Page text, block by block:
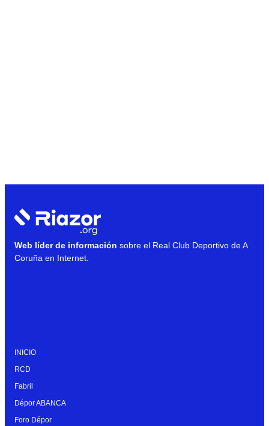
Web líder de información sobre el Real Club Deportivo de A
Coruña en Internet.
INICIO
RCD
Fabril
Dépor ABANCA
Foro Dépor